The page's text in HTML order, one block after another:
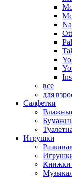
все
для
Салфетки
Игрушки
Книжки